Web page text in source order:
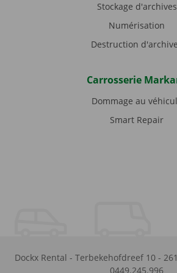
Stockage d'archives
Numérisation
Destruction
Carrosserie
Dommage au
Smart Repair
Dockx Rental - Terbekehofdreef 10 -
0449.245.996